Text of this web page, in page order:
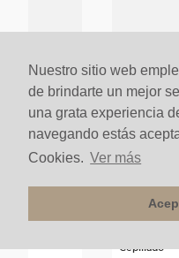
Nuestro sitio web
de brindarte un mejor
una grata experiencia
navegando estás
Cookies. Ver más
Toallero
Cepillado